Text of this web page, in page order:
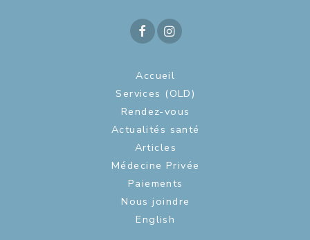
Accueil
Services (OLD)
Rendez-vous
Actualités santé
Articles
Médecine Privée
Paiements
Nous joindre
English